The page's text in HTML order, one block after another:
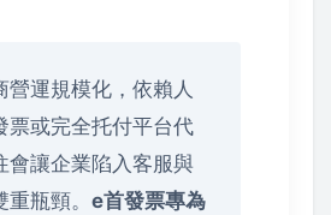
營運規模化，依賴人
票或完全托付平台代
會讓企業陷入客服與
瓶頸。 e首發票專為